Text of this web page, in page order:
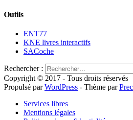
Outils
ENT77
KNE livres interactifs
SACoche
Rechercher :
Copyright © 2017 - Tous droits réservés
Propulsé parWordPress - Thème par
Services libres
Mentions légales